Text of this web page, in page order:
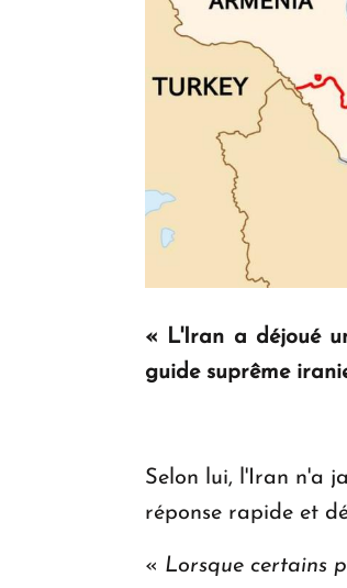
« L'Iran a déjoué
guide suprême
Selon lui, l'Iran n'a
réponse rapide et
« Lorsque certains